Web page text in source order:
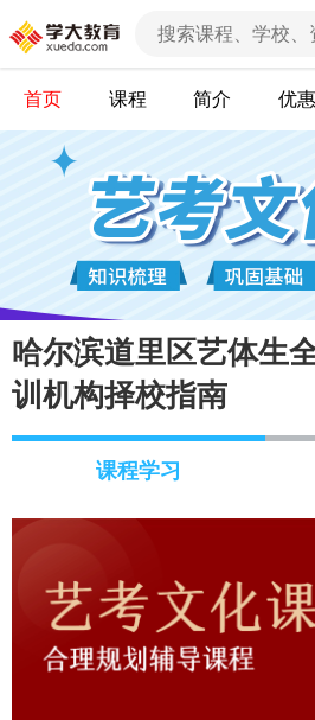
首页 课程 简介 优惠
哈尔滨道里区艺体生
训机构择校指南
课程学习